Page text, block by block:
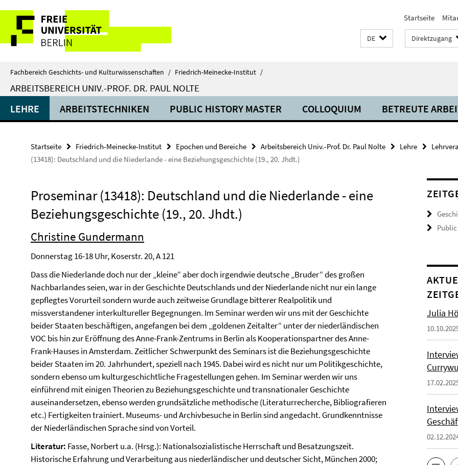
direkt
Inhalt
Service-
Navigation
Startseite
DE Direktzugang
Fachbereich Geschichts- und Kulturwissenschaften / Friedrich-Meinecke-Institut /
ARBEITSBEREICH UNIV.-PROF. DR. PAUL NOLTE
LEHRE ARBEITSTECHNIKEN PUBLIC HISTORY MASTER COLLOQUIUM BETREUTE
Startseite Friedrich-Meinecke-Institut Epochen und Bereiche Arbeitsbereich Univ.-Prof. Dr. Paul Nolte Lehre
(13418): Deutschland und die Niederlande - eine Beziehungsgeschichte (19., 20. Jhdt.)
Proseminar (13418): Deutschland und die Niederlande - eine
Beziehungsgeschichte (19., 20. Jhdt.)
Christine Gundermann
Donnerstag 16-18 Uhr, Koserstr. 20, A 121
Dass die Niederlande doch nur der „kleine“ aber doch irgendwie deutsche „Bruder“ des großen
Nachbarlandes seien, war in der Geschichte Deutschlands und der Niederlande nicht nur ein lange
gepflegtes Vorurteil sondern wurde auch zeitweise Grundlage bitterer Realpolitik und
missverstandener interkultureller Begegnungen. Im Seminar werden wir uns mit der Geschichte
beider Staaten beschäftigen, angefangen bei dem „goldenen Zeitalter“ unter der niederländischen
VOC bis hin zur Eröffnung des Anne-Frank-Zentrums in Berlin als Kooperationspartner des Anne-
Frank-Hauses in Amsterdam. Zeitlicher Schwerpunkt des Seminars ist die Beziehungsgeschichte
beider Staaten im 20. Jahrhundert, speziell nach 1945. Dabei wird es nicht nur um Politikgeschichte,
sondern ebenso um kulturgeschichtliche Fragestellungen gehen. Im Seminar werden wir uns
einführend mit einigen Theorien zu Beziehungsgeschichte und transnationaler Geschichte
auseinandersetzen, ebenso werden grundsätzliche methodische (Literaturrecherche, Bibliografieren
etc.) Fertigkeiten trainiert. Museums- und Archivbesuche in Berlin sind angedacht. Grundkenntnisse
der Niederländischen Sprache sind von Vorteil.
Literatur: Fasse, Norbert u.a. (Hrsg.): Nationalsozialistische Herrschaft und Besatzungszeit.
Historische Erfahrung und Verarbeitung aus niederländischer und deutscher Sicht, München 2000;
Julia